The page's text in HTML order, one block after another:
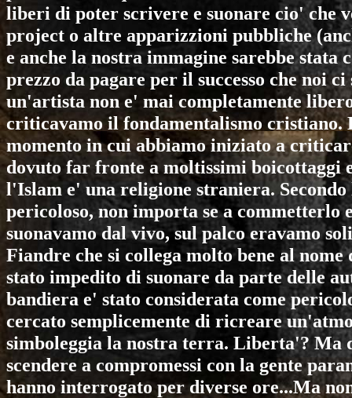
liberi di poter scrivere e suonare cio' che
project o altre apparizzioni pubbliche
e anche la nostra immagine sarebbe
prezzo da pagare per il successo che noi
un'artista non e' mai completamente
criticavamo il fondamentalismo
momento in cui abbiamo iniziato a
dovuto far fronte a moltissimi boicottaggi
l'Islam e' una religione straniera.
pericoloso, non importa se a commetterlo
suonavamo dal vivo, sul palco eravamo
Fiandre che si collega molto bene al
stato impedito di suonare da parte delle
bandiera e' stato considerata come
cercato semplicemente di ricreare
simboleggia la nostra terra. Liberta'? Ma
scendere a compromessi con la gente
hanno interrogato per diverse ore...Ma